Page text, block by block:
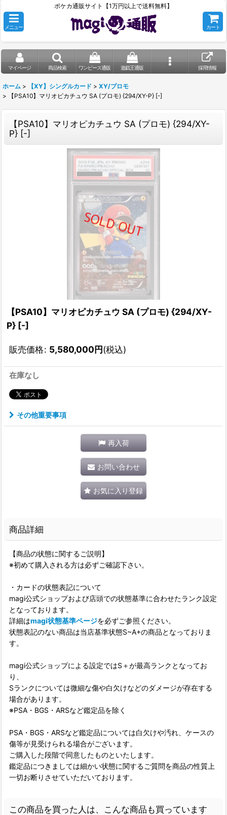
ポケカ通販サイト【1万円以上で送料無料】
メニュー カート
マイページ 商品検索 ワンピース通販 遊戯王通販 採用情報
ホーム > 【XY】シングルカード > XY/プロモ
>
【PSA10】マリオピカチュウ SA (プロモ) {294/XY-P} [-]
【PSA10】マリオピカチュウ SA (プロモ) {294/XY-
P} [-]
【PSA10】マリオピカチュウ SA (プロモ) {294/XY-
P} [-]
販売価格: 5,580,000円(税込)
在庫なし
その他重要事項
再入荷
お問い合わせ
お気に入り登録
商品詳細
【商品の状態に関するご説明】
※初めて購入される方は必ずご確認下さい。
・カードの状態表記について
magi公式ショップおよび店頭での状態基準に合わせたランク設定
となっております。
詳細はmagi状態基準ページを必ずご参照ください。
状態表記のない商品は当店基準状態S~A+の商品となっておりま
す。
magi公式ショップによる設定ではS＋が最高ランクとなってお
り、
Sランクについては微細な傷や白欠けなどのダメージが存在する
場合があります。
※PSA・BGS・ARSなど鑑定品を除く
PSA・BGS・ARSなど鑑定品については白欠けや汚れ、ケースの
傷等が見受けられる場合がございます。
ご購入した段階で同意したものといたします。
鑑定品につきましては細かい状態に関するご質問を商品の性質上
一切お断りさせていただいております。
この商品を買った人は、こんな商品も買っています